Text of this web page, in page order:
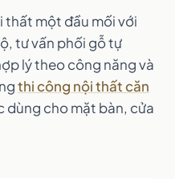
thất một đầu mối với
tư vấn phối gỗ tự
lý theo công năng và
thi công nội thất căn
dùng cho mặt bàn, cửa